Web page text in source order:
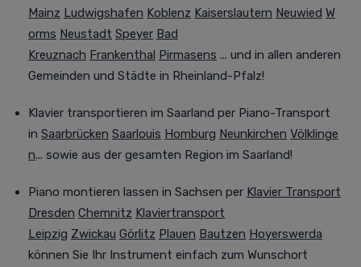
Mainz Ludwigshafen Koblenz Kaiserslautern Neuwied W
orms Neustadt Speyer Bad
Kreuznach Frankenthal Pirmasens ... und in allen anderen
Gemeinden und Städte in Rheinland-Pfalz!
Klavier transportieren im Saarland per Piano-Transport
in Saarbrücken Saarlouis Homburg Neunkirchen Völklinge
n... sowie aus der gesamten Region im Saarland!
Piano montieren lassen in Sachsen per Klavier Transport
Dresden Chemnitz Klaviertransport
Leipzig Zwickau Görlitz Plauen Bautzen Hoyerswerda
können Sie Ihr Instrument einfach zum Wunschort